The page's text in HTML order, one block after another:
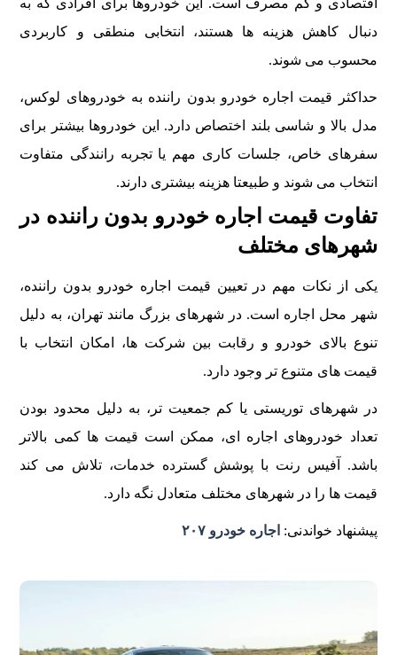
اقتصادی و کم مصرف است. این خودروها برای افرادی که به
دنبال کاهش هزینه ها هستند، انتخابی منطقی و کاربردی
محسوب می شوند.
حداکثر قیمت اجاره خودرو بدون راننده به خودروهای لوکس،
مدل بالا و شاسی بلند اختصاص دارد. این خودروها بیشتر برای
سفرهای خاص، جلسات کاری مهم یا تجربه رانندگی متفاوت
انتخاب می شوند و طبیعتا هزینه بیشتری دارند.
تفاوت قیمت اجاره خودرو بدون راننده در
شهرهای مختلف
یکی از نکات مهم در تعیین قیمت اجاره خودرو بدون راننده،
شهر محل اجاره است. در شهرهای بزرگ مانند تهران، به دلیل
تنوع بالای خودرو و رقابت بین شرکت ها، امکان انتخاب با
قیمت های متنوع تر وجود دارد.
در شهرهای توریستی یا کم جمعیت تر، به دلیل محدود بودن
تعداد خودروهای اجاره ای، ممکن است قیمت ها کمی بالاتر
باشد. آفیس رنت با پوشش گسترده خدمات، تلاش می کند
قیمت ها را در شهرهای مختلف متعادل نگه دارد.
پیشنهاد خواندنی: اجاره خودرو ۲۰۷